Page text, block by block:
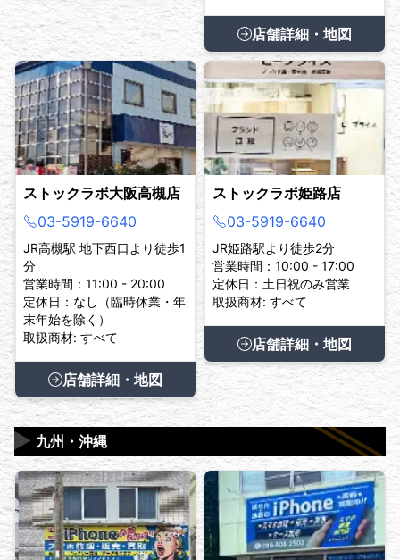
店舗詳細・地図
ストックラボ大阪高槻店
03-5919-6640
JR高槻駅 地下西口より徒歩1
分
営業時間：11:00 - 20:00
定休日：なし（臨時休業・年
末年始を除く）
取扱商材: すべて
店舗詳細・地図
ストックラボ姫路店
03-5919-6640
JR姫路駅より徒歩2分
営業時間：10:00 - 17:00
定休日：土日祝のみ営業
取扱商材: すべて
店舗詳細・地図
九州・沖縄
▶